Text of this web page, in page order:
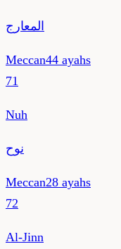
المعارج
Meccan44 ayahs
71
Nuh
نوح
Meccan28 ayahs
72
Al-Jinn